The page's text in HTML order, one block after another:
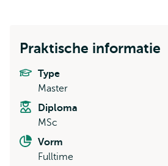
Praktische informatie
Type
Master
Diploma
MSc
Vorm
Fulltime